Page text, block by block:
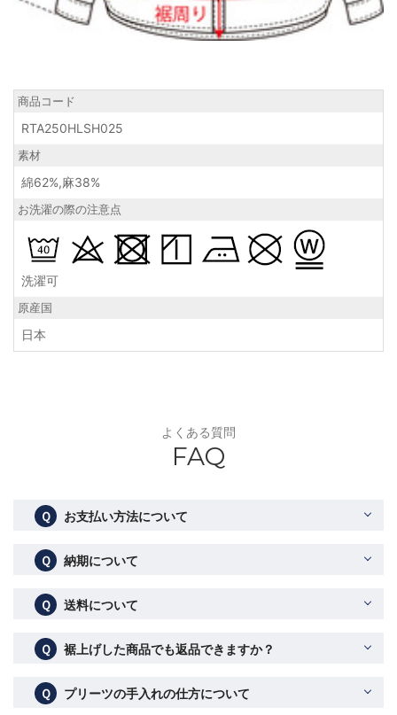
商品コード
RTA250HLSH025
素材
綿62%,麻38%
お洗濯の際の注意点
洗濯可
原産国
日本
よくある質問
FAQ
Ｑ お支払い方法について
Ｑ 納期について
Ｑ 送料について
Ｑ 裾上げした商品でも返品できますか？
Ｑ プリーツの手入れの仕方について